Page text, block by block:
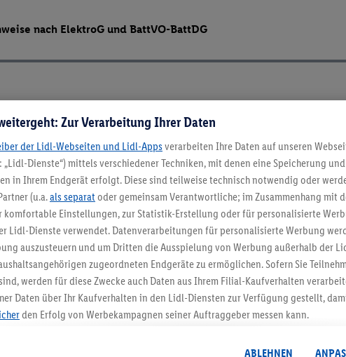
nach ElektroG und BattVO-BattDG
5.95 € Versand
Jetzt zum Newsletter
Zur Verarbeitung Ihrer Daten
der Lidl-Webseiten und Lidl-Apps verarbeiten Ihre Daten auf unseren
„Lidl-Dienste“) mittels verschiedener Techniken, mit denen eine Speicherung
in Ihrem Endgerät erfolgt. Diese sind teilweise technisch notwendig oder
(u.a.als separat oder gemeinsam Verantwortliche; im Zusammenhang mit
komfortable Einstellungen, zur Statistik-Erstellung oder für personalisierte
Lidl-Dienste verwendet. Datenverarbeitungen für personalisierte Werbung
auszusteuern und um Dritten die Ausspielung von Werbung außerhalb der
zugeordneten Endgeräte zu ermöglichen. Sofern Sie
werden für diese Zwecke auch Daten aus Ihrem Filial-Kaufverhalten
Daten über Ihr Kaufverhalten in den Lidl-Diensten zur Verfügung gestellt,
den Erfolg von Werbekampagnen seiner Auftraggeber messen kann.
Profilen. Dies umfasst die Zusammenführung von Daten (z.B. über Ihre
ABLEHNEN